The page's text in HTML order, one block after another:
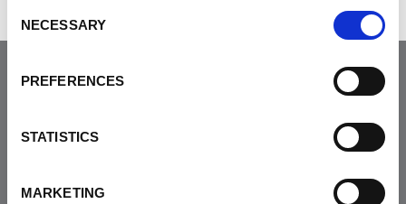
Selection
NECESSARY
PREFERENCES
STATISTICS
MARKETING
Joignez-vous à la
communauté